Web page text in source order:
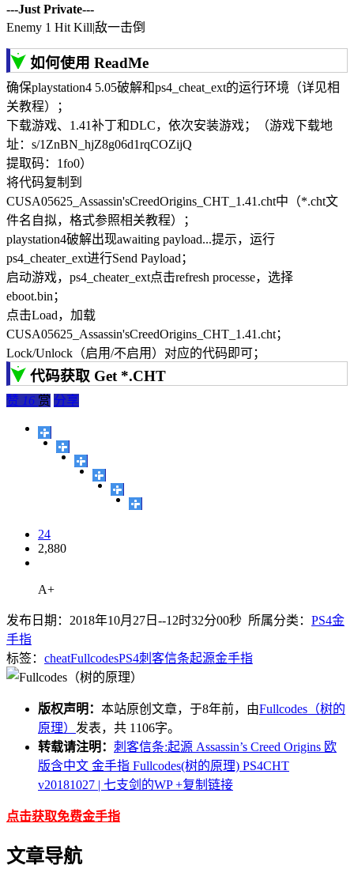
---Just Private---
Enemy 1 Hit Kill|敌一击倒
如何使用 ReadMe
确保playstation4 5.05破解和ps4_cheat_ext的运行环境（详见相
关教程）；
下载游戏、1.41补丁和DLC，依次安装游戏；（游戏下载地
址：s/1ZnBN_hjZ8g06d1rqCOZijQ
提取码：1fo0）
将代码复制到
CUSA05625_Assassin'sCreedOrigins_CHT_1.41.cht中（*.cht文
件名自拟，格式参照相关教程）；
playstation4破解出现awaiting payload...提示，运行
ps4_cheater_ext进行Send Payload；
启动游戏，ps4_cheater_ext点击refresh processe，选择
eboot.bin；
点击Load，加载
CUSA05625_Assassin'sCreedOrigins_CHT_1.41.cht；
Lock/Unlock（启用/不启用）对应的代码即可；
代码获取 Get *.CHT
赞 16 赏 分享
24
2,880
A+
发布日期：2018年10月27日--12时32分00秒 所属分类： PS4金
手指
标签： cheatFullcodesPS4刺客信条起源金手指
版权声明： 本站原创文章，于8年前，由Fullcodes（树的
原理） 发表，共 1106字。
转载请注明： 刺客信条:起源 Assassin’s Creed Origins 欧
版含中文 金手指 Fullcodes(树的原理) PS4CHT
v20181027 | 七支剑的WP+复制链接
点击获取免费金手指
文章导航